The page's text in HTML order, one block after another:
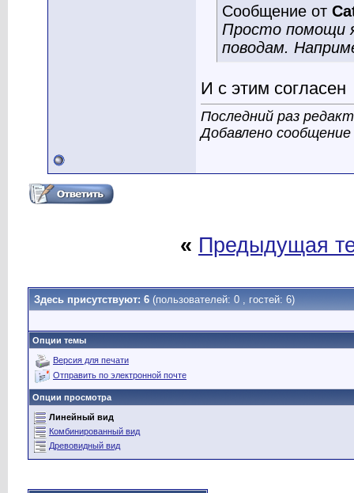
Сообщение от
Просто помощи
поводам.
И с этим согласен
Последний раз
Добавлено сообщение
« Предыдущая
Здесь присутствуют: 6 (пользователей: 0 , гостей: 6)
Опции темы
Версия для печати
Отправить по электронной почте
Опции просмотра
Линейный вид
Комбинированный вид
Древовидный вид